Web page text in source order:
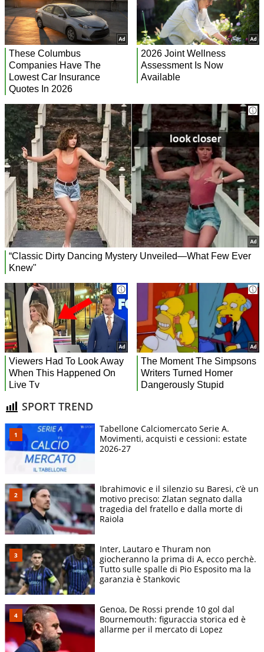
SPORT TREND
Tabellone Calciomercato Serie A.
Movimenti, acquisti e cessioni: estate
2026-27
Ibrahimovic e il silenzio su Baresi, c’è un
motivo preciso: Zlatan segnato dalla
tragedia del fratello e dalla morte di
Raiola
Inter, Lautaro e Thuram non
giocheranno la prima di A, ecco perchè.
Tutto sulle spalle di Pio Esposito ma la
garanzia è Stankovic
Genoa, De Rossi prende 10 gol dal
Bournemouth: figuraccia storica ed è
allarme per il mercato di Lopez